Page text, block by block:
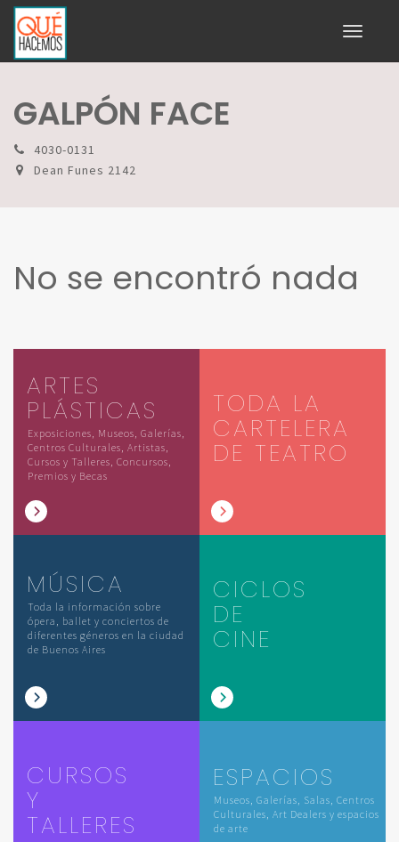
Toggle
GALPÓN FACE
4030-0131
Dean Funes 2142
No se encontró nada
ARTES
PLÁSTICAS
Exposiciones, Museos, Galerías,
Centros Culturales, Artistas,
Cursos y Talleres, Concursos,
Premios y Becas
TODA LA
CARTELERA
DE TEATRO
MÚSICA
Toda la información sobre
ópera, ballet y conciertos de
diferentes géneros en la ciudad
de Buenos Aires
CICLOS
DE
CINE
CURSOS
Y
TALLERES
ESPACIOS
Museos, Galerías, Salas, Centros
Culturales, Art Dealers y espacios
de arte